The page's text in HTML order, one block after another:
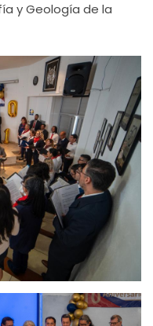
y Geología de la